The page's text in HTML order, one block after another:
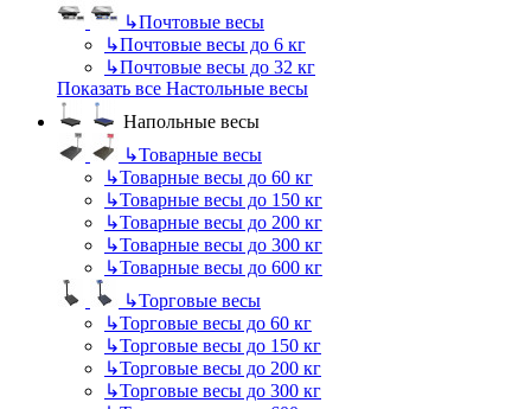
↳Почтовые весы
↳Почтовые весы до 6 кг
↳Почтовые весы до 32 кг
Показать все Настольные весы
Напольные весы
↳Товарные весы
↳Товарные весы до 60 кг
↳Товарные весы до 150 кг
↳Товарные весы до 200 кг
↳Товарные весы до 300 кг
↳Товарные весы до 600 кг
↳Торговые весы
↳Торговые весы до 60 кг
↳Торговые весы до 150 кг
↳Торговые весы до 200 кг
↳Торговые весы до 300 кг